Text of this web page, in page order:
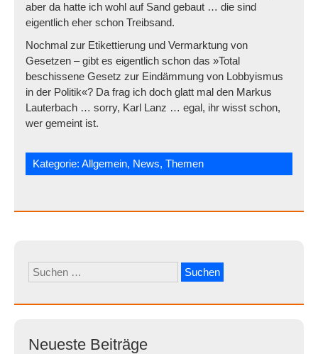
aber da hatte ich wohl auf Sand gebaut … die sind
eigentlich eher schon Treibsand.
Nochmal zur Etikettierung und Vermarktung von
Gesetzen – gibt es eigentlich schon das »Total
beschissene Gesetz zur Eindämmung von Lobbyismus
in der Politik«? Da frag ich doch glatt mal den Markus
Lauterbach … sorry, Karl Lanz … egal, ihr wisst schon,
wer gemeint ist.
Kategorie:Allgemein, News,Themen
Suchen
nach:
Neueste Beiträge